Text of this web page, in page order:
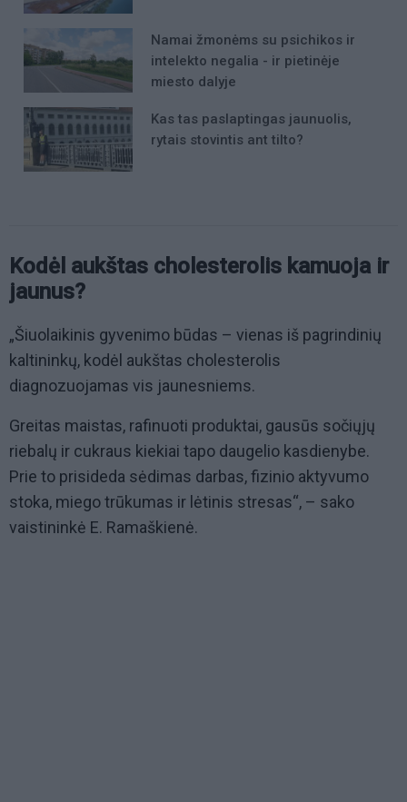
Namai žmonėms su psichikos ir
intelekto negalia - ir pietinėje
miesto dalyje
Kas tas paslaptingas jaunuolis,
rytais stovintis ant tilto?
Kodėl aukštas cholesterolis kamuoja ir
jaunus?
„Šiuolaikinis gyvenimo būdas – vienas iš pagrindinių
kaltininkų, kodėl aukštas cholesterolis
diagnozuojamas vis jaunesniems.
Greitas maistas, rafinuoti produktai, gausūs sočiųjų
riebalų ir cukraus kiekiai tapo daugelio kasdienybe.
Prie to prisideda sėdimas darbas, fizinio aktyvumo
stoka, miego trūkumas ir lėtinis stresas“, – sako
vaistininkė E. Ramaškienė.